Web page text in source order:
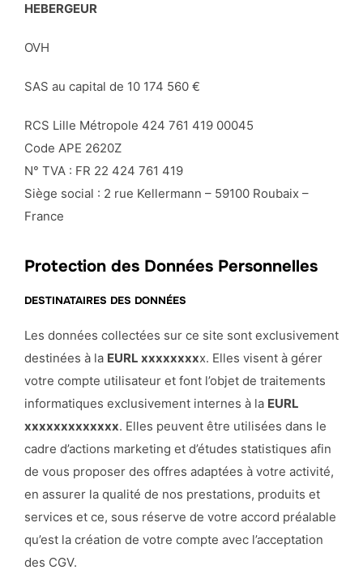
HEBERGEUR
OVH
SAS au capital de 10 174 560 €
RCS Lille Métropole 424 761 419 00045
Code APE 2620Z
N° TVA : FR 22 424 761 419
Siège social : 2 rue Kellermann – 59100 Roubaix –
France
Protection des Données Personnelles
DESTINATAIRES DES DONNÉES
Les données collectées sur ce site sont exclusivement
destinées à la EURL xxxxxxxxx. Elles visent à gérer
votre compte utilisateur et font l’objet de traitements
informatiques exclusivement internes à la EURL
xxxxxxxxxxxxx. Elles peuvent être utilisées dans le
cadre d’actions marketing et d’études statistiques afin
de vous proposer des offres adaptées à votre activité,
en assurer la qualité de nos prestations, produits et
services et ce, sous réserve de votre accord préalable
qu’est la création de votre compte avec l’acceptation
des CGV.